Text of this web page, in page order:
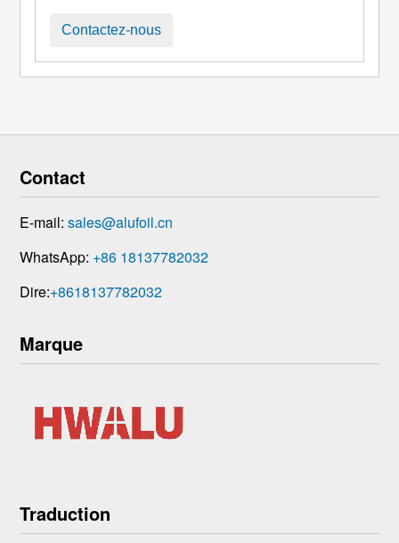
série). Avec une teneur élevée en aluminium
cuisine, luminaires, et emballage. 1. Cœur ...
Contactez-nous
Contact
E-mail:sales@alufoil.cn
WhatsApp: +86 18137782032
Dire:+8618137782032
Marque
Traduction